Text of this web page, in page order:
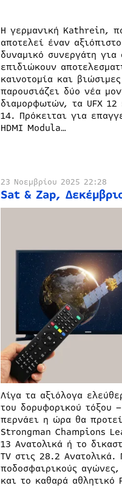
Η γερμανική Kathrein,
αποτελεί έναν
δυναμικό συνεργάτη για
επιδιώκουν
καινοτομία και
παρουσιάζει δύο νέα
διαμορφωτών, τα UFX 12
14. Πρόκειται για
HDMI Modula…
23 Νοεμβρίου 2025 22:28
Sat & Zap,
Λίγα τα αξιόλογα
του δορυφορικού τόξου
περνάει η ώρα θα
Strongman Champions
13 Ανατολικά ή το
TV στις 28.2 Ανατολικά.
ποδοσφαιρικούς
και το καθαρά αθλητικό